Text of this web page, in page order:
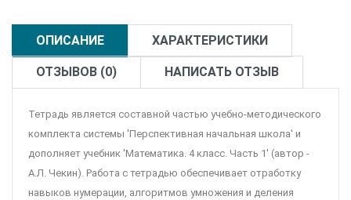
ОПИСАНИЕ ХАРАКТЕРИСТИКИ
ОТЗЫВОВ (0) НАПИСАТЬ ОТЗЫВ
Тетрадь является составной частью учебно-методического
комплекта системы 'Перспективная начальная школа' и
дополняет учебник 'Математика. 4 класс. Часть 1' (автор -
А.Л. Чекин). Работа с тетрадью обеспечивает отработку
навыков нумерации, алгоритмов умножения и деления